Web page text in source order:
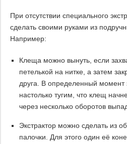
При отсутствии специального
сделать своими руками из
Например:
Клеща можно вынуть, если
петелькой на нитке, а затем
друга. В определенный момент
настолько тугим, что клещ
через несколько оборотов
Экстрактор можно сделать из
палочки. Для этого один её